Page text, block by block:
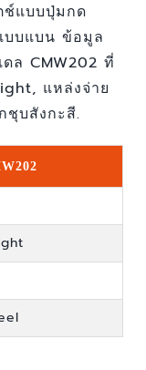
ช์แบบปุ่มกด
บบแบน ข้อมูล
ดล CMW202 ที่
แหล่งจ่าย
ชุบสังกะสี.